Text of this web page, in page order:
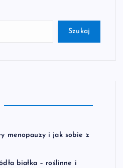
Szukaj
menopauzy i jak sobie z
białka – roślinne i